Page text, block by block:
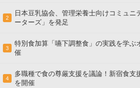
2
日本豆乳協会、管理栄養士向けコミュニ
ーターズ」を発足
3
特別食加算「嚥下調整食」の実践を学ぶ
催
4
多職種で食の尊厳支援を議論！新宿食支
を開催